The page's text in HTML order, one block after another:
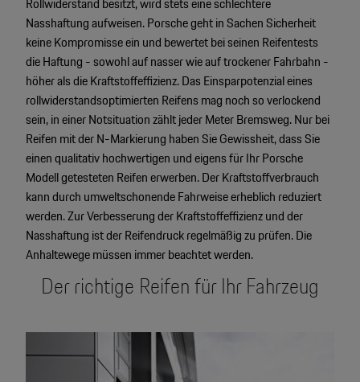
Nasshaftung aufweisen. Porsche geht in Sachen Sicherheit
keine Kompromisse ein und bewertet bei seinen Reifentests
die Haftung - sowohl auf nasser wie auf trockener Fahrbahn -
höher als die Kraftstoffeffizienz. Das Einsparpotenzial eines
rollwiderstandsoptimierten Reifens mag noch so verlockend
sein, in einer Notsituation zählt jeder Meter Bremsweg. Nur bei
Reifen mit der N-Markierung haben Sie Gewissheit, dass Sie
einen qualitativ hochwertigen und eigens für Ihr Porsche
Modell getesteten Reifen erwerben. Der Kraftstoffverbrauch
kann durch umweltschonende Fahrweise erheblich reduziert
werden. Zur Verbesserung der Kraftstoffeffizienz und der
Nasshaftung ist der Reifendruck regelmäßig zu prüfen. Die
Anhaltewege müssen immer beachtet werden.
Der richtige Reifen für Ihr Fahrzeug